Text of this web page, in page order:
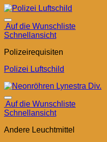
Auf die Wunschliste
Schnellansicht
Polizeirequisiten
Polizei Luftschild
Auf die Wunschliste
Schnellansicht
Andere Leuchtmittel